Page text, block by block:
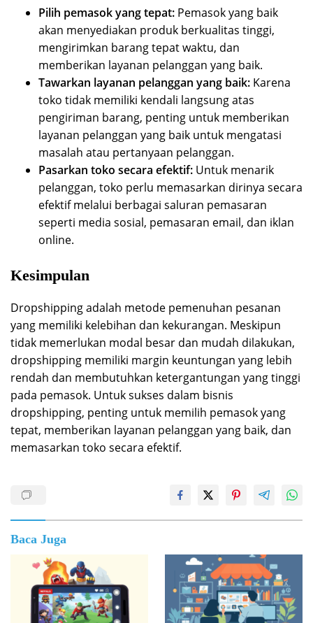
Pilih pemasok yang tepat: Pemasok yang baik
akan menyediakan produk berkualitas tinggi,
mengirimkan barang tepat waktu, dan
memberikan layanan pelanggan yang baik.
Tawarkan layanan pelanggan yang baik: Karena
toko tidak memiliki kendali langsung atas
pengiriman barang, penting untuk memberikan
layanan pelanggan yang baik untuk mengatasi
masalah atau pertanyaan pelanggan.
Pasarkan toko secara efektif: Untuk menarik
pelanggan, toko perlu memasarkan dirinya secara
efektif melalui berbagai saluran pemasaran
seperti media sosial, pemasaran email, dan iklan
online.
Kesimpulan
Dropshipping adalah metode pemenuhan pesanan
yang memiliki kelebihan dan kekurangan. Meskipun
tidak memerlukan modal besar dan mudah dilakukan,
dropshipping memiliki margin keuntungan yang lebih
rendah dan membutuhkan ketergantungan yang tinggi
pada pemasok. Untuk sukses dalam bisnis
dropshipping, penting untuk memilih pemasok yang
tepat, memberikan layanan pelanggan yang baik, dan
memasarkan toko secara efektif.
Baca Juga